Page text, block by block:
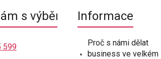
s výběrem
599
Informace
Proč s námi dělat
business ve velkém